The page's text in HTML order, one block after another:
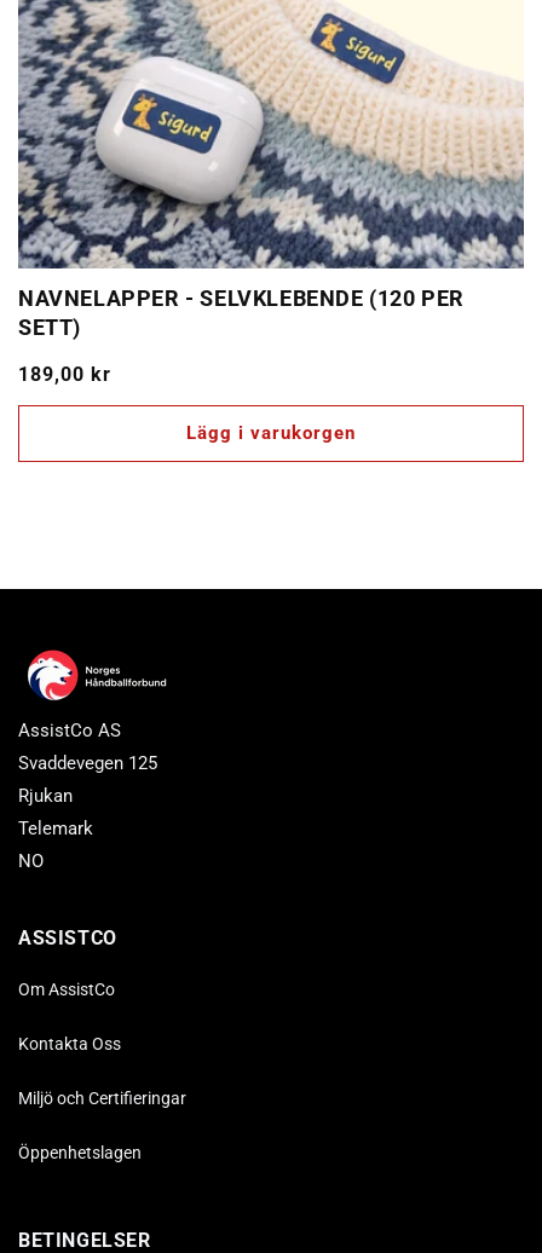
NAVNELAPPER - SELVKLEBENDE (120 PER
SETT)
Ordinarie
pris
189,00 kr
Lägg i varukorgen
AssistCo AS
Svaddevegen 125
Rjukan
Telemark
NO
ASSISTCO
Om AssistCo
Kontakta Oss
Miljö och Certifieringar
Öppenhetslagen
BETINGELSER